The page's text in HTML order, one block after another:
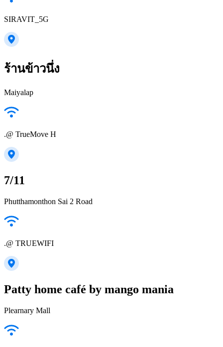
SIRAVIT_5G
ร้านข้าวนึ่ง
Maiyalap
.@ TrueMove H
7/11
Phutthamonthon Sai 2 Road
.@ TRUEWIFI
Patty home café by mango mania
Plearnary Mall